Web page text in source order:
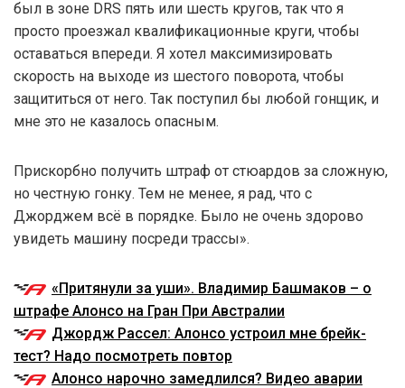
был в зоне DRS пять или шесть кругов, так что я
просто проезжал квалификационные круги, чтобы
оставаться впереди. Я хотел максимизировать
скорость на выходе из шестого поворота, чтобы
защититься от него. Так поступил бы любой гонщик, и
мне это не казалось опасным.
Прискорбно получить штраф от стюардов за сложную,
но честную гонку. Тем не менее, я рад, что с
Джорджем всё в порядке. Было не очень здорово
увидеть машину посреди трассы».
«Притянули за уши». Владимир Башмаков – о
штрафе Алонсо на Гран При Австралии
Джордж Рассел: Алонсо устроил мне брейк-
тест? Надо посмотреть повтор
Алонсо нарочно замедлился? Видео аварии